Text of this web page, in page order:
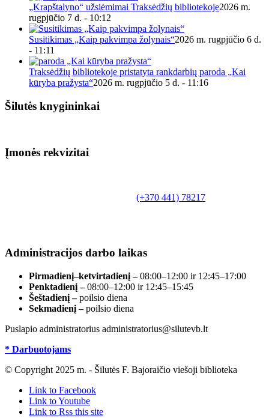
„Krapštalyno“ užsiėmimai Traksėdžių bibliotekoje2026 m.
rugpjūčio 7 d. - 10:12
Susitikimas „Kaip pakvimpa žolynais“2026 m. rugpjūčio 6 d.
- 11:11
Traksėdžių bibliotekoje pristatyta rankdarbių paroda „Kai
kūryba pražysta“2026 m. rugpjūčio 5 d. - 11:16
Šilutės knygininkai
Įmonės rekvizitai
(+370 441) 78217
Administracijos darbo laikas
Pirmadienį–ketvirtadienį –08:00–12:00 ir 12:45–17:00
Penktadienį –08:00–12:00 ir 12:45–15:45
Šeštadienį –poilsio diena
Sekmadienį –poilsio diena
Puslapio administratorius administratorius@silutevb.lt
* Darbuotojams
© Copyright 2025 m. - Šilutės F. Bajoraičio viešoji biblioteka
Link to Facebook
Link to Youtube
Link to Rss this site